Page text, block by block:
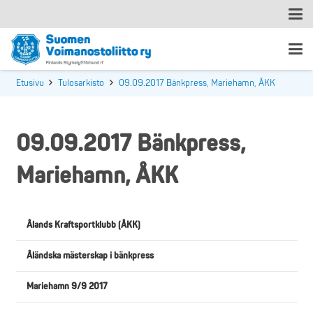
Etusivu Tulosarkisto 09.09.2017 Bänkpress, Mariehamn, ÅKK
09.09.2017 Bänkpress,
Mariehamn, ÅKK
Ålands Kraftsportklubb (ÅKK)
Åländska mästerskap i bänkpress
Mariehamn 9/9 2017